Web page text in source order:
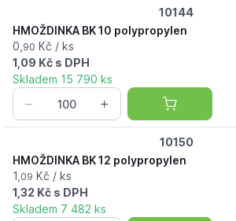
10144
HMOŽDINKA BK 10 polypropylen
0, 90 Kč / ks
1,09 Kč s DPH
Skladem 15 790 ks
10150
HMOŽDINKA BK 12 polypropylen
1, 09 Kč / ks
1,32 Kč s DPH
Skladem 7 482 ks